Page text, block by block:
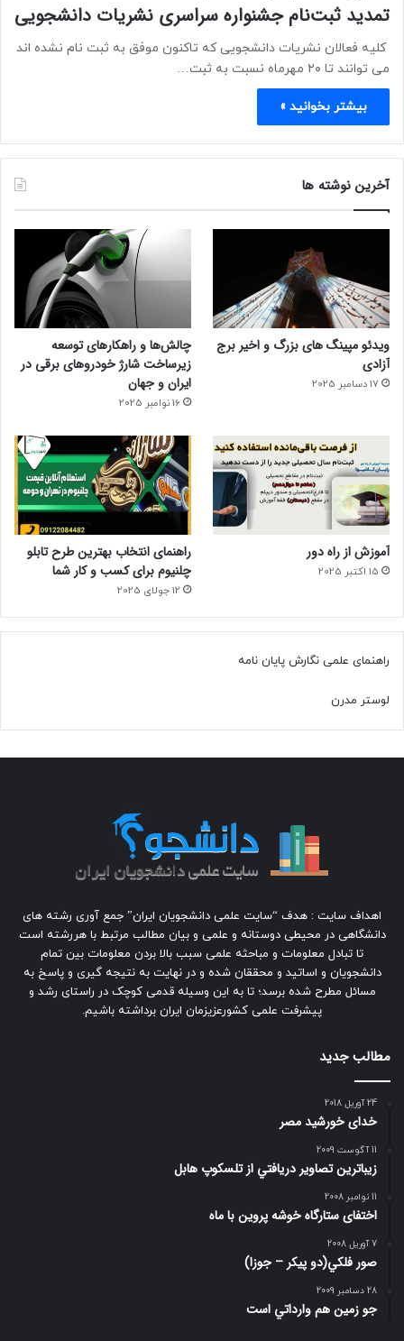
تمدید ثبت‌نام جشنواره سراسری نشریات دانشجویی
کلیه فعالان نشریات دانشجویی که تاکنون موفق به ثبت نام نشده اند
می توانند تا ۲۰ مهرماه نسبت به ثبت…
بیشتر بخوانید »
آخرین نوشته ها
ویدئو مپینگ های بزرگ و اخیر برج
آزادی
17 دسامبر 2025
چالش‌ها و راهکارهای توسعه
زیرساخت شارژ خودروهای برقی در
ایران و جهان
16 نوامبر 2025
آموزش از راه دور
15 اکتبر 2025
راهنمای انتخاب بهترین طرح تابلو
چلنیوم برای کسب و کار شما
12 جولای 2025
راهنمای علمی نگارش پایان نامه
لوستر مدرن
اهداف سایت : هدف “سایت علمی دانشجویان ایران” جمع آوری رشته های
دانشگاهی در محیطی دوستانه و علمی و بیان مطالب مرتبط با هررشته است
تا تبادل معلومات و مباحثه علمی سبب بالا بردن معلومات بین تمام
دانشجویان و اساتید و محققان شده و در نهایت به نتیجه گیری و پاسخ به
مسائل مطرح شده برسد؛ تا به این وسیله قدمی کوچک در راستای رشد و
پیشرفت علمی کشورعزیزمان ایران برداشته باشیم.
مطالب جدید
24 آوریل 2018
خدای خورشید مصر
11 آگوست 2009
زيباترين تصاوير دريافتي از تلسكوپ هابل
11 نوامبر 2008
اختفای ستارگاه خوشه پروین با ماه
7 آوریل 2008
صور فلكي(دو پیکر – جوزا)
28 دسامبر 2009
جو زمين هم وارداتي است